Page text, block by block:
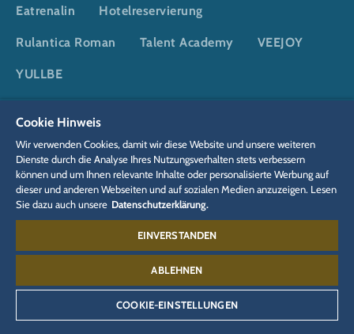
Eatrenalin Hotelreservierung
Rulantica Roman Talent Academy VEEJOY
YULLBE
Datenschutzerklärung
Rechtliches
Europa-Park GmbH & Co Mack KG
Cookie Hinweis
Wir verwenden Cookies, damit wir diese Website und unsere weiteren
Dienste durch die Analyse Ihres Nutzungsverhalten stets verbessern
können und um Ihnen relevante Inhalte oder personalisierte Werbung auf
dieser und anderen Webseiten und auf sozialen Medien anzuzeigen. Lesen
Sie dazu auch unsere Datenschutzerklärung.
EINVERSTANDEN
ABLEHNEN
COOKIE-EINSTELLUNGEN